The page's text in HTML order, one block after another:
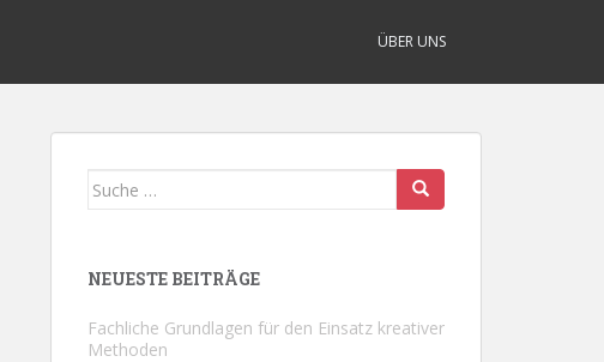
ÜBER UNS
Suche
NEUESTE BEITRÄGE
Fachliche Grundlagen für den Einsatz kreativer
Methoden